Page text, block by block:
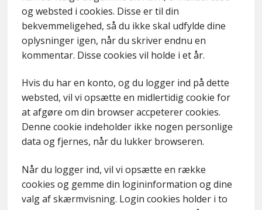
og websted i cookies. Disse er til din
bekvemmeligehed, så du ikke skal udfylde dine
oplysninger igen, når du skriver endnu en
kommentar. Disse cookies vil holde i et år.
Hvis du har en konto, og du logger ind på dette
websted, vil vi opsætte en midlertidig cookie for
at afgøre om din browser accpeterer cookies.
Denne cookie indeholder ikke nogen personlige
data og fjernes, når du lukker browseren.
Når du logger ind, vil vi opsætte en række
cookies og gemme din logininformation og dine
valg af skærmvisning. Login cookies holder i to